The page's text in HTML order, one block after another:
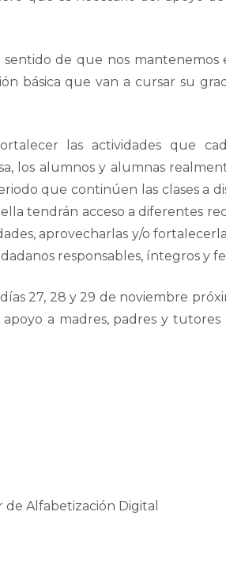
de que nos mantenemos
básica que van a cursar su
las actividades que
los alumnos y alumnas
que continúen las clases a
tendrán acceso a diferentes
aprovecharlas y/o
responsables, íntegros y
27, 28 y 29 de noviembre
a madres, padres y
Alfabetización Digital